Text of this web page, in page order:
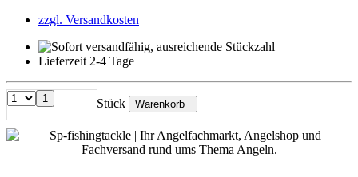
zzgl. Versandkosten
Lieferzeit 2-4 Tage
1 Stück Warenkorb